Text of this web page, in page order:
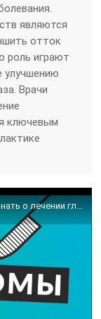
являются
отток
роль играют
улучшению
Врачи
ключевым
👁️ Лечение глаукомы 👁️ Всё что вы должны знать о лечении глаукомы. Доктор Лапочкин.